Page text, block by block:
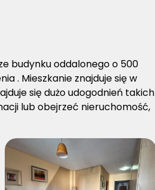
budynku oddalonego o 500
. Mieszkanie znajduje się w
się dużo udogodnień takich
lub obejrzeć nieruchomość,